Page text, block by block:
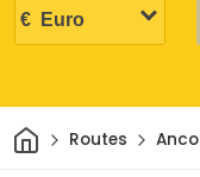
ThuisRoutes